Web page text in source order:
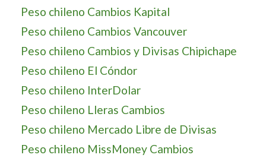
Peso chileno Cambios Kapital
Peso chileno Cambios Vancouver
Peso chileno Cambios y Divisas Chipichape
Peso chileno El Cóndor
Peso chileno InterDolar
Peso chileno Lleras Cambios
Peso chileno Mercado Libre de Divisas
Peso chileno MissMoney Cambios